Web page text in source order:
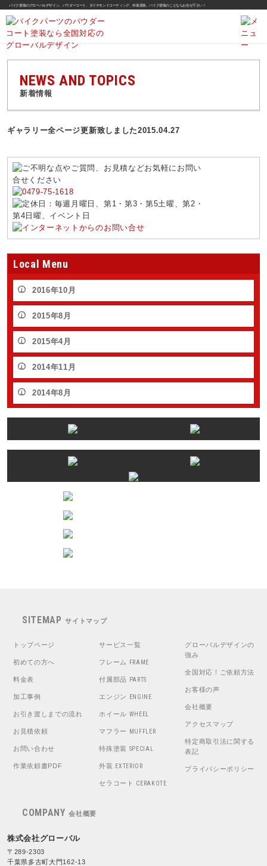
バイク塗装のグローバルデザイン、パウダーコート、ダイヤモンドコーティング、外装塗装、バイク塗装のことならお任せ下さい！
NEWS AND TOPICS
新着情報
ギャラリー全ページ更新致しました2015.04.27
Local Menu
2016年10月
2015年8月
2015年4月
2014年11月
2014年8月
SITEMAP サイトマップ
トップページ
初めての方へ
料金表
加工事例
お引き渡しまでの流れ
お見積依頼
お問い合わせ
作業依頼書PDF
サービス一覧
フレーム FRAME
付属部品 PARTS
エンジン ENGINE
ホイール WHEEL
マフラー MUFFLER
特殊塗装 SPECIAL
外装 EXTERIOR
セラコート CERAKOTE
グローバルデザインの
強み
全国対応！ご依頼方法
お客様の声
会社概要
アクセスマップ
特定商取引法に関する
表記
プライバシーポリシー
COMPANY 会社概要
株式会社グローバル
〒289-2303
千葉県多古町大門162-13